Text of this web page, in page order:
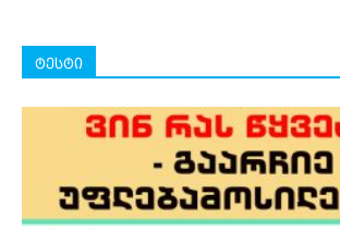
ტესტი